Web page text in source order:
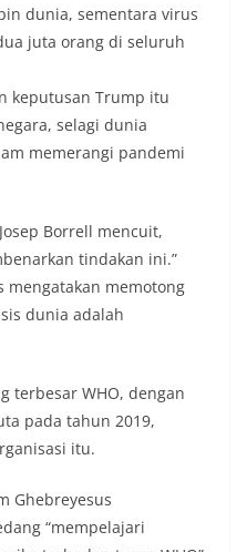
dunia, sementara virus
juta orang di seluruh
keputusan Trump itu
selagi dunia
memerangi pandemi
Borrell mencuit,
tindakan ini.”
mengatakan memotong
dunia adalah
terbesar WHO, dengan
pada tahun 2019,
itu.
Ghebreyesus
“mempelajari